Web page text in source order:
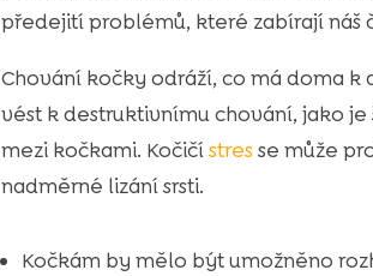
předejití problémů, které zabírají náš
Chování kočky odráží, co má doma k
vést k destruktivnímu chování, jako
mezi kočkami. Kočičístresse může
nadměrné lizání srsti.
Kočkám by mělo být umožněno